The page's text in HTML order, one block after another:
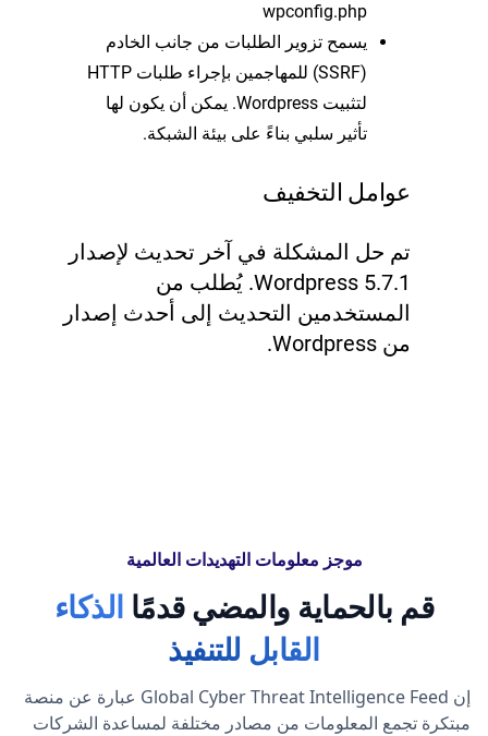
wpconfig.php
يسمح تزوير الطلبات من جانب الخادم
(SSRF) للمهاجمين بإجراء طلبات HTTP
لتثبيت Wordpress. يمكن أن يكون لها
تأثير سلبي بناءً على بيئة الشبكة.
عوامل التخفيف
تم حل المشكلة في آخر تحديث لإصدار
Wordpress 5.7.1. يُطلب من
المستخدمين التحديث إلى أحدث إصدار
من Wordpress.
موجز معلومات التهديدات العالمية
قم بالحماية والمضي قدمًا الذكاء
القابل للتنفيذ
إن Global Cyber Threat Intelligence Feed عبارة عن منصة
مبتكرة تجمع المعلومات من مصادر مختلفة لمساعدة الشركات